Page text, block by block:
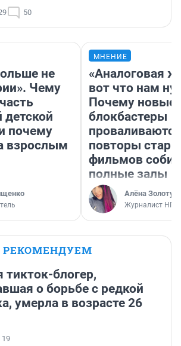
50
не
Чему
детской
почему
взрослым
МНЕНИЕ
«Аналоговая
вот что нам
Почему новые
блокбастеры
повторы
фильмов
полные залы
Алёна
Журналист НГС
РЕКОМЕНДУЕМ
тикток-блогер,
о борьбе с редкой
умерла в возрасте 26
19